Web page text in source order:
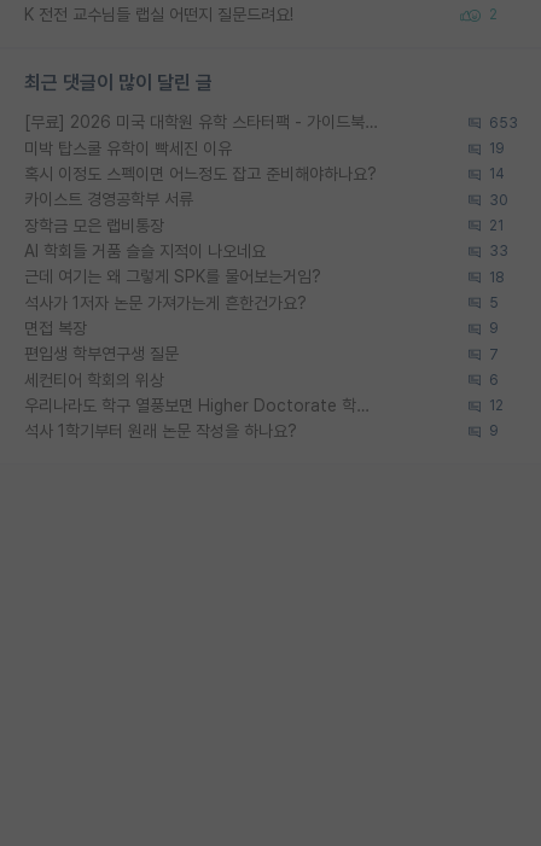
K 전전 교수님들 랩실 어떤지 질문드려요! 2
최근 댓글이 많이 달린 글
[무료] 2026 미국 대학원 유학 스타터팩 - 가이드북 & 합격자 컨택메일 템플릿 653
미박 탑스쿨 유학이 빡세진 이유 19
혹시 이정도 스펙이면 어느정도 잡고 준비해야하나요? 14
카이스트 경영공학부 서류 30
장학금 모은 랩비통장 21
AI 학회들 거품 슬슬 지적이 나오네요 33
근데 여기는 왜 그렇게 SPK를 물어보는거임? 18
석사가 1저자 논문 가져가는게 흔한건가요? 5
면접 복장 9
편입생 학부연구생 질문 7
세컨티어 학회의 위상 6
우리나라도 학구 열풍보면 Higher Doctorate 학위가 필요하다고 봅니다. 12
석사 1학기부터 원래 논문 작성을 하나요? 9